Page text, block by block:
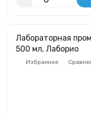
Лабораторная
500 мл, Лаборио
Избранное